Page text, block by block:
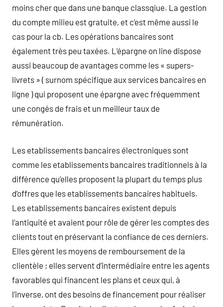
moins cher que dans une banque classqiue. La gestion
du compte milieu est gratuite, et c’est même aussi le
cas pour la cb. Les opérations bancaires sont
également très peu taxées. L’épargne on line dispose
aussi beaucoup de avantages comme les « supers-
livrets » ( surnom spécifique aux services bancaires en
ligne ) qui proposent une épargne avec fréquemment
une congés de frais et un meilleur taux de
rémunération.
Les etablissements bancaires électroniques sont
comme les etablissements bancaires traditionnels à la
différence qu’elles proposent la plupart du temps plus
d’offres que les etablissements bancaires habituels.
Les etablissements bancaires existent depuis
l’antiquité et avaient pour rôle de gérer les comptes des
clients tout en préservant la confiance de ces derniers.
Elles gèrent les moyens de remboursement de la
clientèle ; elles servent d’intermédiaire entre les agents
favorables qui financent les plans et ceux qui, à
l’inverse, ont des besoins de financement pour réaliser